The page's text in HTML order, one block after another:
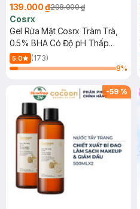
139.000 ₫298.000 ₫
Cosrx
Gel Rửa Mặt Cosrx Tràm Trà,
0.5% BHA Có Độ pH Thấp
150ml
5.0
(173)
8%
-59 %